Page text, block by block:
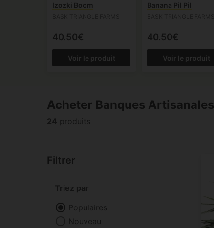
Izozki Boom
40.50€
Voir le produit
Banana Pil Pil
40.50€
Voir le produit
Acheter Banques Artisanales
24 produits
Filtrer
Triez par
Populaires
Nouveau